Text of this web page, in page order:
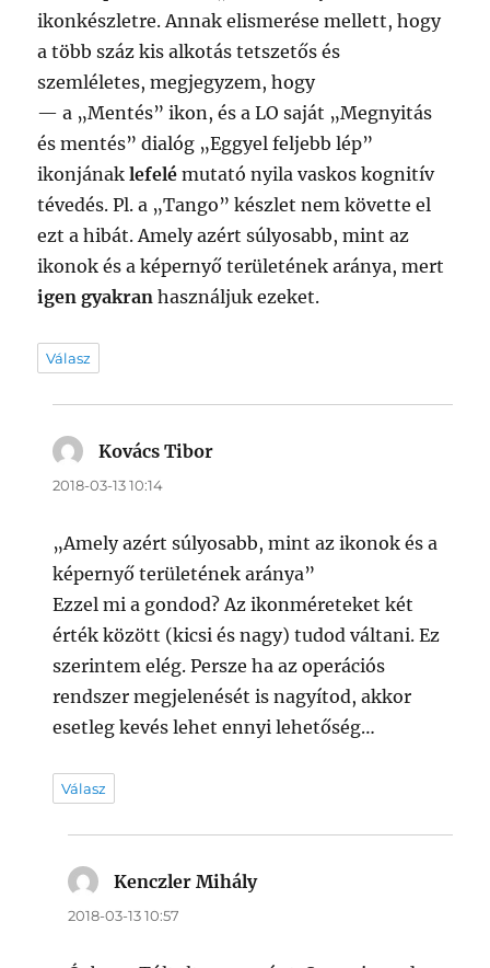
ikonkészletre. Annak elismerése mellett, hogy
a több száz kis alkotás tetszetős és
szemléletes, megjegyzem, hogy
— a „Mentés” ikon, és a LO saját „Megnyitás
és mentés” dialóg „Eggyel feljebb lép”
ikonjánaklefelé mutató nyila vaskos kognitív
tévedés. Pl. a „Tango” készlet nem követte el
ezt a hibát. Amely azért súlyosabb, mint az
ikonok és a képernyő területének aránya, mert
igen gyakran használjuk ezeket.
Válasz
Kovács Tibor
2018-03-13 10:14
„Amely azért súlyosabb, mint az ikonok és a
képernyő területének aránya”
Ezzel mi a gondod? Az ikonméreteket két
érték között (kicsi és nagy) tudod váltani. Ez
szerintem elég. Persze ha az operációs
rendszer megjelenését is nagyítod, akkor
esetleg kevés lehet ennyi lehetőség…
Válasz
Kenczler Mihályszerint:
2018-03-13 10:57